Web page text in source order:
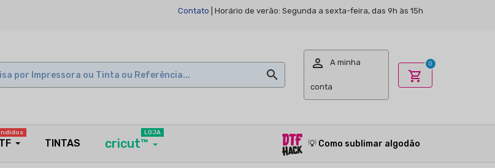
Contato | Horário de verão: Segunda a sexta-feira, das 9h às 15h

 A minha
conta
shopping_cart
0
TINTAS cricut™
LOJA
💡 Como sublimar algodão